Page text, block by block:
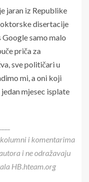
jaran iz Republike
disertacije
Google samo malo
priča za
sve političari u
mi, a oni koji
mjesec isplate
i komentarima
i ne odražavaju
HB.hteam.org